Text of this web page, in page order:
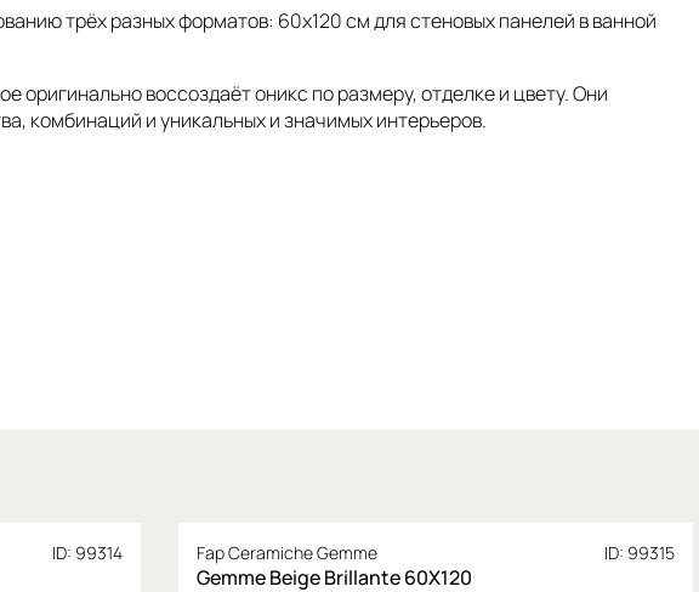
трёх разных форматов: 60x120 см для стеновых панелей в ванной
оригинально воссоздаёт оникс по размеру, отделке и цвету. Они
комбинаций и уникальных и значимых интерьеров.
ID: 99314 Fap Ceramiche Gemme ID: 99315
Gemme Beige Brillante 60X120